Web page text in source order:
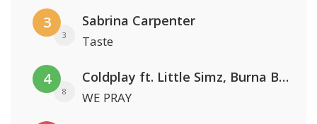
3
3
Sabrina Carpenter
Taste
4
8
Coldplay ft. Little Simz, Burna Boy, Elyanna & Tini
WE PRAY